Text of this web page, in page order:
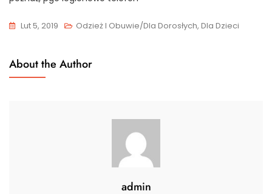
Lut 5, 2019 Odzież I Obuwie/Dla Dorosłych, Dla Dzieci
About the Author
admin